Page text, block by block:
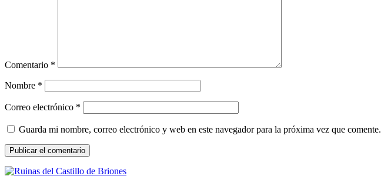
Comentario *
Nombre *
Correo electrónico *
Guarda mi nombre, correo electrónico y web en este navegador para la próxima vez que comente.